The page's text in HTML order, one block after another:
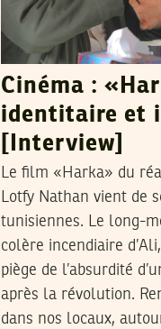
Cinéma :
identitaire et
[Interview]
Le film «Harka» du
Lotfy Nathan vient de
tunisiennes. Le long-
colère incendiaire
piège de l’absurdité
après la révolution.
dans nos locaux,